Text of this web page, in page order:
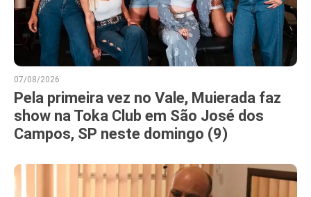
07/08/2026
Pela primeira vez no Vale, Muierada faz
show na Toka Club em São José dos
Campos, SP neste domingo (9)